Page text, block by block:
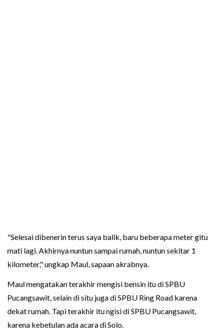
"Selesai dibenerin terus saya balik, baru beberapa meter gitu
mati lagi. Akhirnya nuntun sampai rumah, nuntun sekitar 1
kilometer," ungkap Maul, sapaan akrabnya.
Maul mengatakan terakhir mengisi bensin itu di SPBU
Pucangsawit, selain di situ juga di SPBU Ring Road karena
dekat rumah. Tapi terakhir itu ngisi di SPBU Pucangsawit,
karena kebetulan ada acara di Solo.